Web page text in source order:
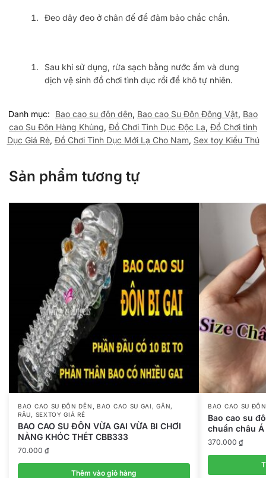
Đeo dây đeo ở chân đế để đảm bảo chắc chắn.
Sau khi sử dụng, rửa sạch bằng nước ấm và dung
dịch vệ sinh đồ chơi tình dục rồi để khô tự nhiên.
Danh mục: Bao cao su đôn dên, Bao cao Su Đôn Đông Vật, Bao
cao Su Đôn Hàng Khủng, Đồ Chơi Tình Dục Độc Lạ, Đồ Chơi tình
Dục Giá Rẻ, Đồ Chơi Tình Dục Mới Lạ Cho Nam, Sex toy Kiểu Thú
Sản phẩm tương tự
BAO CAO SU ĐÔN DÊN ,BAO CAO SU GAI, GÂN,
RÂU
SEXTOY GIÁ RẺ
BAO CAO SU ĐÔN VỪA GAI VỪA BI CHƠI
NÀNG KHÓC THÉT CBB333
70.000 ₫
Thêm vào giỏ hàng
BAO CAO SU
Bao cao su
chuẩn châu
370.000 ₫